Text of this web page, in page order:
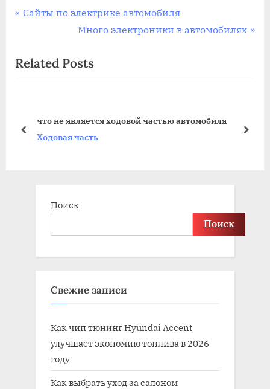
Навигация
записям
P
v
i
s
Сайты по электрике автомобиля
N
x
t
Много электроники в автомобилях
Related Posts
что не является ходовой частью автомобиля
Ходовая часть
prev next
Поиск
Поиск
Свежие записи
Как чип тюнинг Hyundai Accent
улучшает экономию топлива в 2026
году
Как выбрать уход за салоном